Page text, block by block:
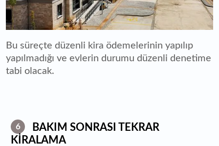
Bu süreçte düzenli kira ödemelerinin yapılıp
yapılmadığı ve evlerin durumu düzenli denetime
tabi olacak.
6
BAKIM SONRASI TEKRAR
KİRALAMA